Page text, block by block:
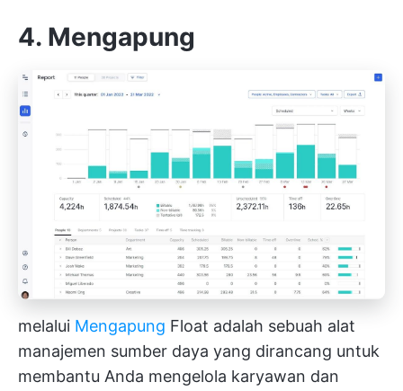
4. Mengapung
melalui Mengapung Float adalah sebuah alat
manajemen sumber daya yang dirancang untuk
membantu Anda mengelola karyawan dan